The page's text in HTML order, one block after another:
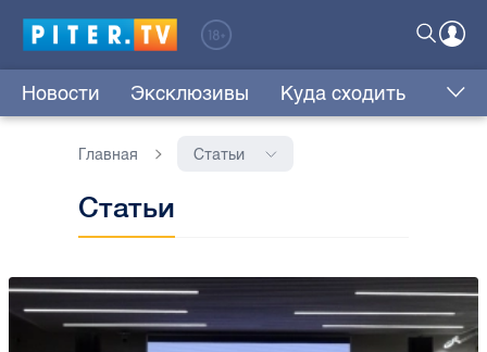
Новости Эксклюзивы Куда сходить
Главная Статьи
Статьи